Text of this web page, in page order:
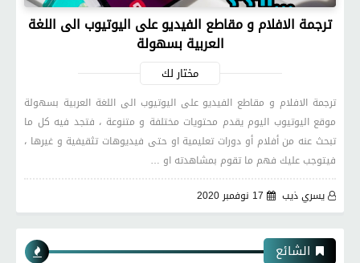
ترجمة الافلام و مقاطع الفيديو على اليوتيوب الى اللغة
العربية بسهولة
مختار لك
ترجمة الافلام و مقاطع الفيديو على اليوتيوب الى اللغة العربية بسهولة
موقع اليوتيوب اليوم يقدم محتويات مختلفة و متنوعة ، فتجد فيه كل ما
تبحث عنه من أفلام أو دورات تعليمية او حتى فيديوهات تثقيفية و غيرها ،
فيتوجب عليك فهم ما تقوم بمشاهدته او …
يسري ذيب
17 نوفمبر 2020
الشائع